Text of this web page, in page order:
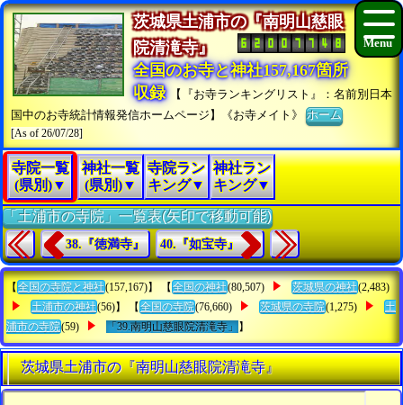
茨城県土浦市の『南明山慈眼
院清滝寺』
全国のお寺と神社157,167箇所
収録
【『お寺ランキングリスト』：名前別日本
国中のお寺統計情報発信ホームページ】《お寺メイト》ホーム
[As of 26/07/28]
寺院一覧
(県別)▼
神社一覧
(県別)▼
寺院ラン
キング▼
神社ラン
キング▼
「土浦市の寺院」一覧表(矢印で移動可能)
38.『徳満寺』 40.『如宝寺』
【 全国の寺院と神社(157,167)】 【 全国の神社(80,507) 茨城県の神社(2,483)
土浦市の神社(56)】 【 全国の寺院(76,660) 茨城県の寺院(1,275)
土
浦市の寺院(59) 「39.南明山慈眼院清滝寺」 】
茨城県土浦市の『南明山慈眼院清滝寺』